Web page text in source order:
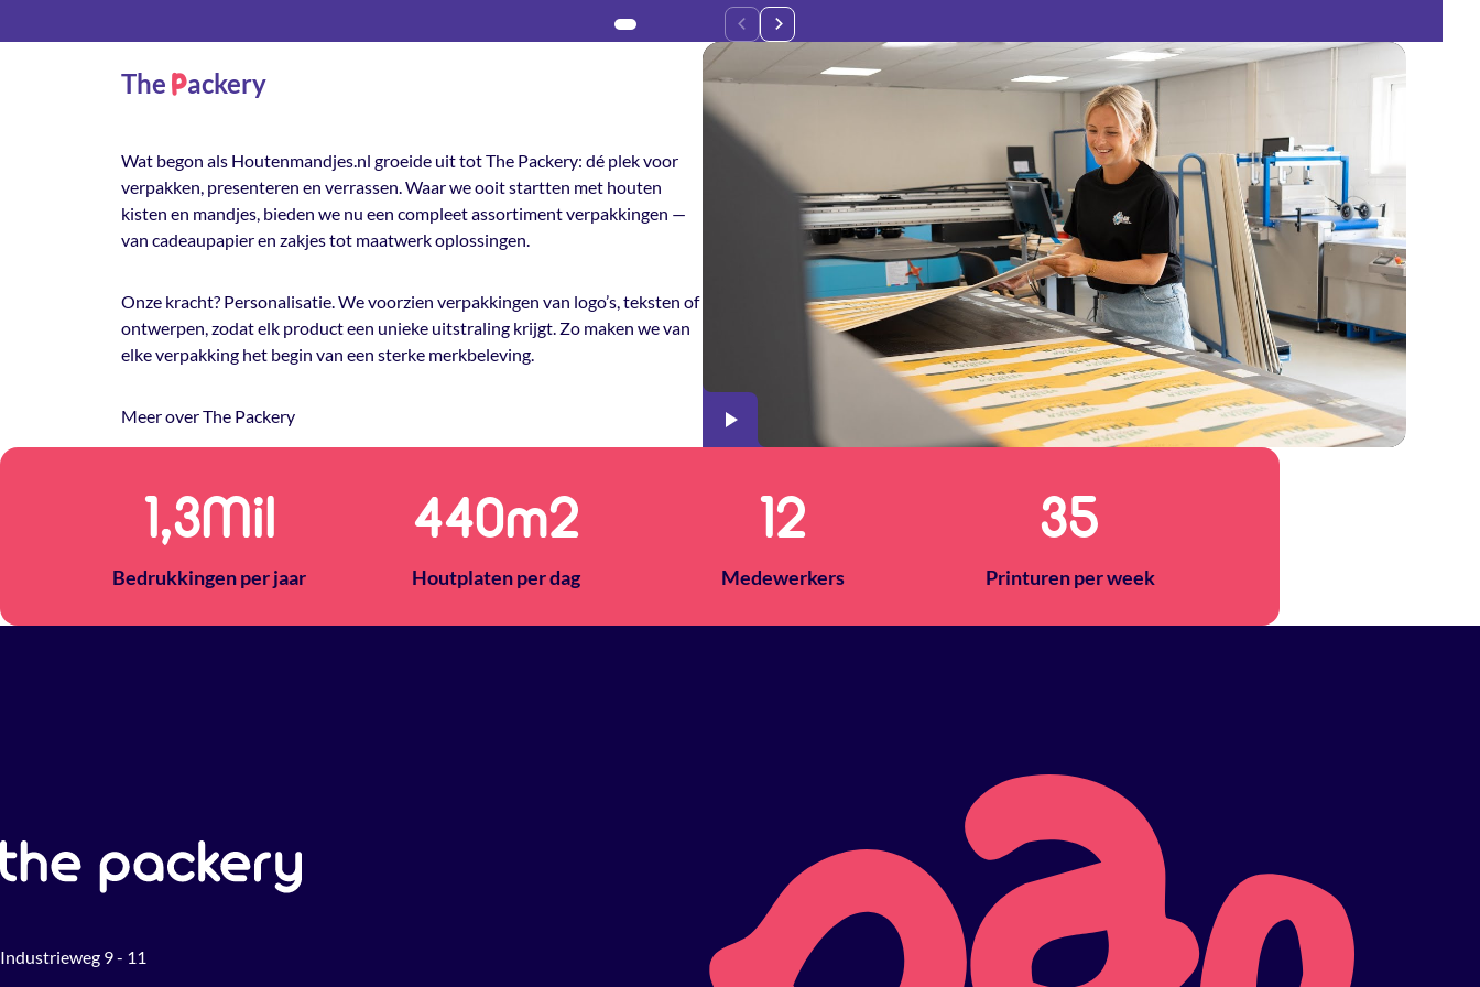
The Packery
Wat begon als Houtenmandjes.nl groeide uit tot The Packery: dé plek voor
verpakken, presenteren en verrassen. Waar we ooit startten met houten
kisten en mandjes, bieden we nu een compleet assortiment verpakkingen —
van cadeaupapier en zakjes tot maatwerk oplossingen.
Onze kracht? Personalisatie. We voorzien verpakkingen van logo’s, teksten of
ontwerpen, zodat elk product een unieke uitstraling krijgt. Zo maken we van
elke verpakking het begin van een sterke merkbeleving.
Meer over The Packery
1,5Mil
Bedrukkingen per jaar
500m2
Houtplaten per dag
14
Medewerkers
40
Printuren per week
Industrieweg 9 - 11